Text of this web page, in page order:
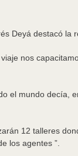
Deyá destacó
nos
el mundo decía,
12 talleres
los agentes ”.